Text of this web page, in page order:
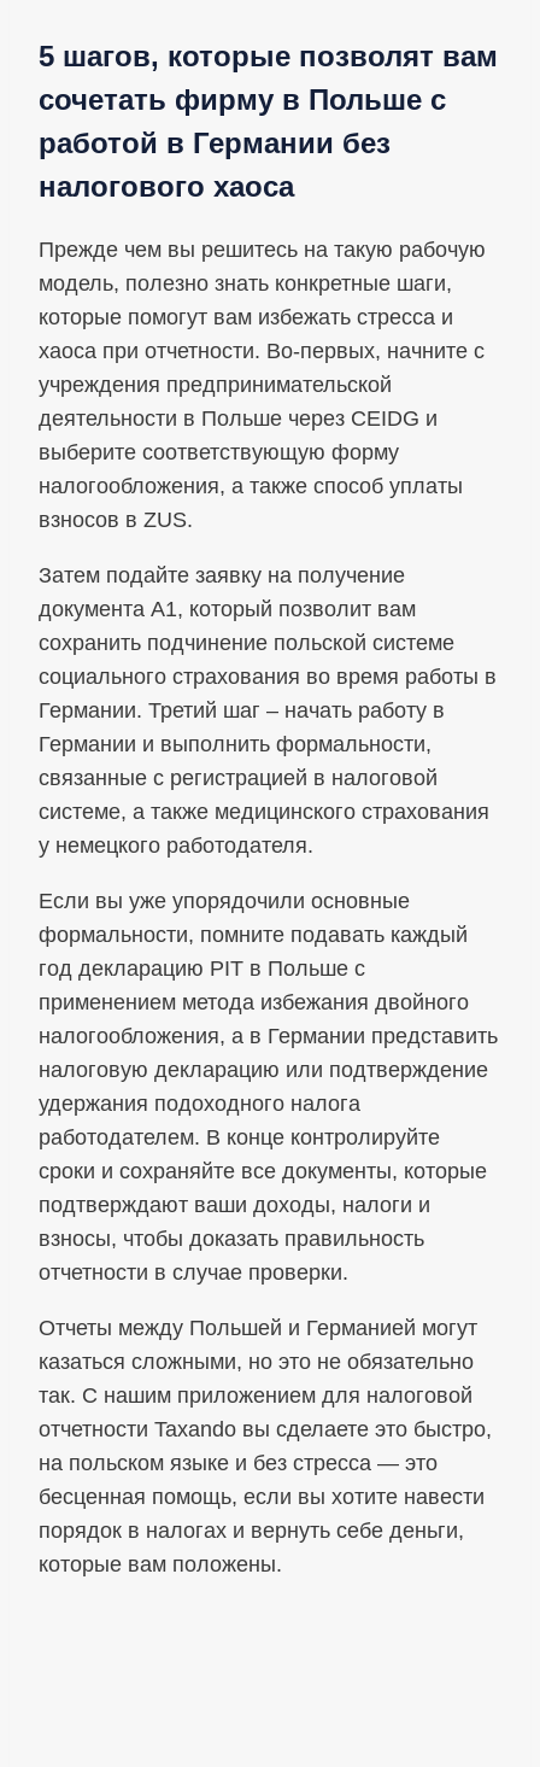
5 шагов, которые позволят вам
сочетать фирму в Польше с
работой в Германии без
налогового хаоса
Прежде чем вы решитесь на такую ​​рабочую
модель, полезно знать конкретные шаги,
которые помогут вам избежать стресса и
хаоса при отчетности. Во-первых, начните с
учреждения предпринимательской
деятельности в Польше через CEIDG и
выберите соответствующую форму
налогообложения, а также способ уплаты
взносов в ZUS.
Затем подайте заявку на получение
документа A1, который позволит вам
сохранить подчинение польской системе
социального страхования во время работы в
Германии. Третий шаг – начать работу в
Германии и выполнить формальности,
связанные с регистрацией в налоговой
системе, а также медицинского страхования
у немецкого работодателя.
Если вы уже упорядочили основные
формальности, помните подавать каждый
год декларацию PIT в Польше с
применением метода избежания двойного
налогообложения, а в Германии представить
налоговую декларацию или подтверждение
удержания подоходного налога
работодателем. В конце контролируйте
сроки и сохраняйте все документы, которые
подтверждают ваши доходы, налоги и
взносы, чтобы доказать правильность
отчетности в случае проверки.
Отчеты между Польшей и Германией могут
казаться сложными, но это не обязательно
так. С нашим приложением для налоговой
отчетности Taxando вы сделаете это быстро,
на польском языке и без стресса — это
бесценная помощь, если вы хотите навести
порядок в налогах и вернуть себе деньги,
которые вам положены.